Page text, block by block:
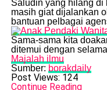
Saludin yang hilang di
masih giat dijalankan
bantuan pelbagai
​Sama-sama kita
ditemui dengan
Majalah ilmu
Sumber: borakdaily
Post Views: 124
Continue Reading